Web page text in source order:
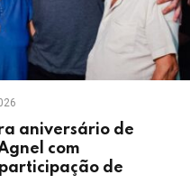
aniversário de
com
de